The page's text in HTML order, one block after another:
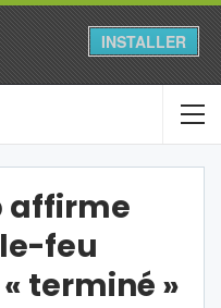
INSTALLER
affirme
feu
terminé »